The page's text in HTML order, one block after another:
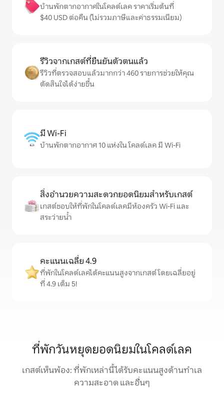
บ้านพักตากอากาศในโคลด์เลค ราคาเริ่มต้นที่
$40 USD ต่อคืน (ไม่รวมภาษีและค่าธรรมเนียม)
รีวิวจากเกสต์ที่ยืนยันตัวตนแล้ว
รีวิวที่ตรวจสอบแล้วมากกว่า 460 รายการช่วยให้คุณ
ตัดสินใจได้ง่ายขึ้น
มี Wi-Fi
บ้านพักตากอากาศ 10 แห่งใน โคลด์เลค มี Wi-Fi
สิ่งอำนวยความสะดวกยอดนิยมสำหรับเกสต์
เกสต์ชอบให้ที่พักในโคลด์เลคมีห้องครัว Wi-Fi และ
สระว่ายน้ำ
คะแนนเฉลี่ย 4.9
ที่พักในโคลด์เลคได้คะแนนสูงจากเกสต์ โดยเฉลี่ยอยู่
ที่ 4.9 เต็ม 5!
ที่พักวันหยุดยอดนิยมในโคลด์เลค
เกสต์เห็นพ้อง: ที่พักเหล่านี้ได้รับคะแนนสูงด้านทำเล
ความสะอาด และอื่นๆ